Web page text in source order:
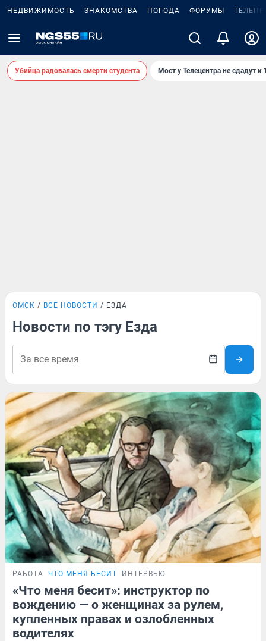
НЕДВИЖИМОСТЬ ЗНАКОМСТВА ПОГОДА ФОРУМЫ
Убийца радовалась смерти студента Мост у Телецентра не сдадут к
ОМСК ВСЕ НОВОСТИ ЕЗДА
Новости по тэгу Езда
РАБОТА ЧТО МЕНЯ БЕСИТ ИНТЕРВЬЮ
«Что меня бесит»: инструктор по
вождению — о женщинах за рулем,
купленных правах и озлобленных
водителях